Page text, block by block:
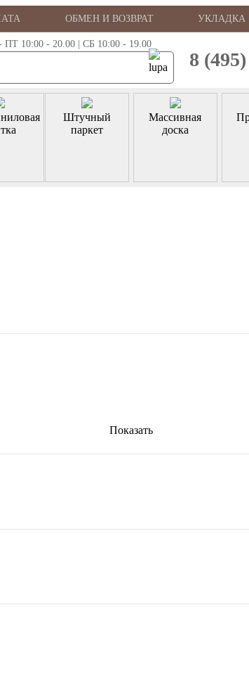
ОБМЕН И ВОЗВРАТ УКЛАДКА
- 20.00 | СБ 10:00 - 19.00
8
Штучный
паркет
Массивная
доска
Показать